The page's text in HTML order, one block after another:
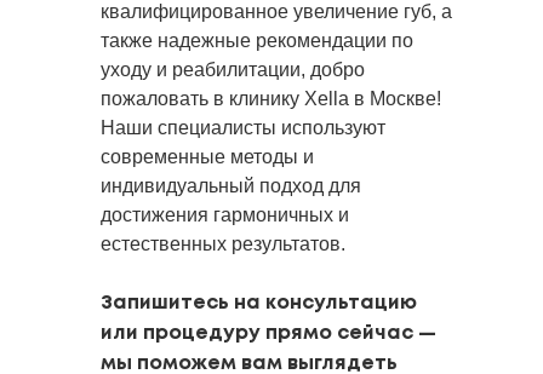
квалифицированное увеличение губ, а
также надежные рекомендации по
уходу и реабилитации, добро
пожаловать в клинику Xella в Москве!
Наши специалисты используют
современные методы и
индивидуальный подход для
достижения гармоничных и
естественных результатов.
Запишитесь на консультацию
или процедуру прямо сейчас —
мы поможем вам выглядеть